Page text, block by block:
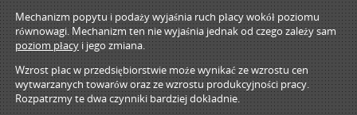
Mechanizm popytu i podaży wyjaśnia ruch płacy wokół poziomu
równowagi. Mechanizm ten nie wyjaśnia jednak od czego zależy sam
poziom płacyi jego zmiana.
Wzrost płac w przedsiębiorstwie może wynikać ze wzrostu cen
wytwarzanych towarów oraz ze wzrostu produkcyjności pracy.
Rozpatrzmy te dwa czynniki bardziej dokładnie.